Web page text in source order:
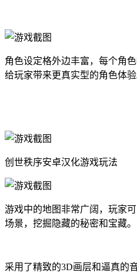
角色设定格外边丰富，每个角
给玩家带来更真实型的角色体验
创世秩序安卓汉化游戏玩法
游戏中的地图非常广阔，玩家
场景，挖掘隐藏的秘密和宝藏。
采用了精致的3D画层和逼真的